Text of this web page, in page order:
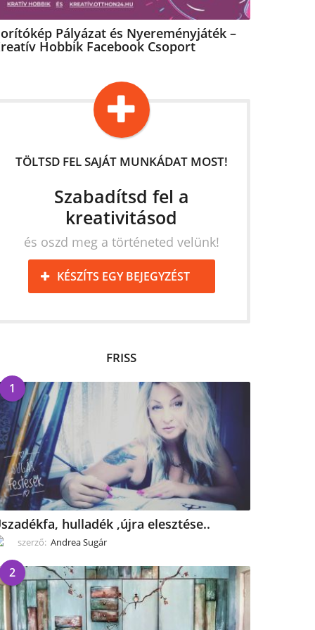
Pályázat és Nyereményjáték –
Hobbik Facebook Csoport
TÖLTSD FEL SAJÁT MUNKÁDAT MOST!
Szabadítsd fel a
kreativitásod
és oszd meg a történeted velünk!
KÉSZÍTS EGY BEJEGYZÉST
FRISS
1
hulladék ,újra elesztése..
szerző: Andrea Sugár
2